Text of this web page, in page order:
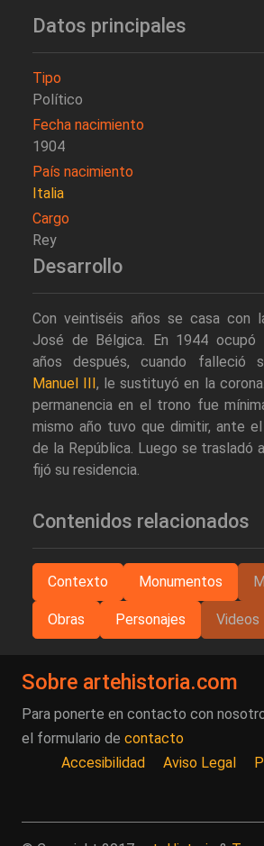
Datos principales
Tipo
Político
Fecha nacimiento
1904
País nacimiento
Italia
Cargo
Rey
Desarrollo
Con veintiséis años se casa con
José de Bélgica. En 1944 ocupó
años después, cuando falleció
Manuel III, le sustituyó en la
permanencia en el trono fue
mismo año tuvo que dimitir, ante
de la República. Luego se trasladó
fijó su residencia.
Contenidos relacionados
Contexto Monumentos
Obras Personajes Videos
Sobre artehistoria.com
Para ponerte en contacto con
el formulario de contacto
Accesibilidad
Aviso Legal